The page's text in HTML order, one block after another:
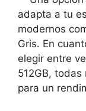
adapta a tu
modernos
Gris. En
elegir entre
512GB, todas
para un